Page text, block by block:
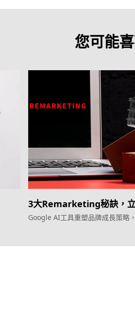
您可能
3大Remarketing秘訣，
換率
Google AI工具重塑品牌成長策略